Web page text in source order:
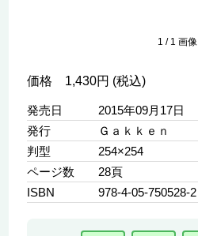
1 / 1 画像
価格 1,430円 (税込)
発売日
2015年09月17日
発行
Ｇａｋｋｅｎ
判型
254×254
ページ数
28頁
ISBN
978-4-05-750528-2